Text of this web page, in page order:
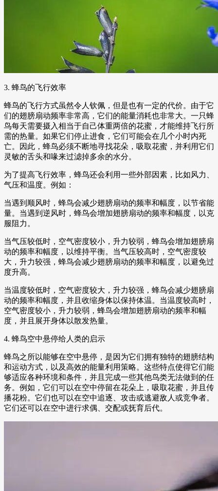
3. 蜂鸟的飞行效率
蜂鸟的飞行方式虽然令人钦佩，但是也有一定的代价。由于它
们的翅膀扇动频率非常高，它们的能量消耗也非常大。一只蜂
鸟每天需要摄入相当于自己体重两倍的花蜜，才能维持飞行所
需的热量。如果它们停止进食，它们可能会在几个小时内死
亡。因此，蜂鸟必须不断地寻找花朵，吸取花蜜，并利用它们
灵敏的舌头和喙来过滤掉多余的水分。
为了提高飞行效率，蜂鸟还会利用一些外部因素，比如风力、
气压和温度。例如：
当遇到顺风时，蜂鸟会减少翅膀扇动的频率和幅度，以节省能
量。当遇到逆风时，蜂鸟会增加翅膀扇动的频率和幅度，以克
服阻力。
当气压较低时，空气密度较小，升力较弱，蜂鸟会增加翅膀扇
动的频率和幅度，以维持平衡。当气压较高时，空气密度较
大，升力较强，蜂鸟会减少翅膀扇动的频率和幅度，以避免过
度升高。
当温度较低时，空气密度较大，升力较强，蜂鸟会减少翅膀扇
动的频率和幅度，并且收缩身体以保持体温。当温度较高时，
空气密度较小，升力较弱，蜂鸟会增加翅膀扇动的频率和幅
度，并且展开身体以散发热量。
4. 蜂鸟空中悬停给人类的启示
蜂鸟之所以能够在空中悬停，是因为它们拥有独特的翅膀结构
和运动方式，以及高效的能量利用策略。这些特点使得它们能
够适应各种环境和条件，并且完成一些其他鸟类无法做到的任
务。例如，它们可以在空中停留在花朵上，吸取花蜜，并且传
播花粉。它们也可以在空中追逐、攻击或逃避敌人或竞争者。
它们还可以在空中进行求偶、交配或抚育后代。